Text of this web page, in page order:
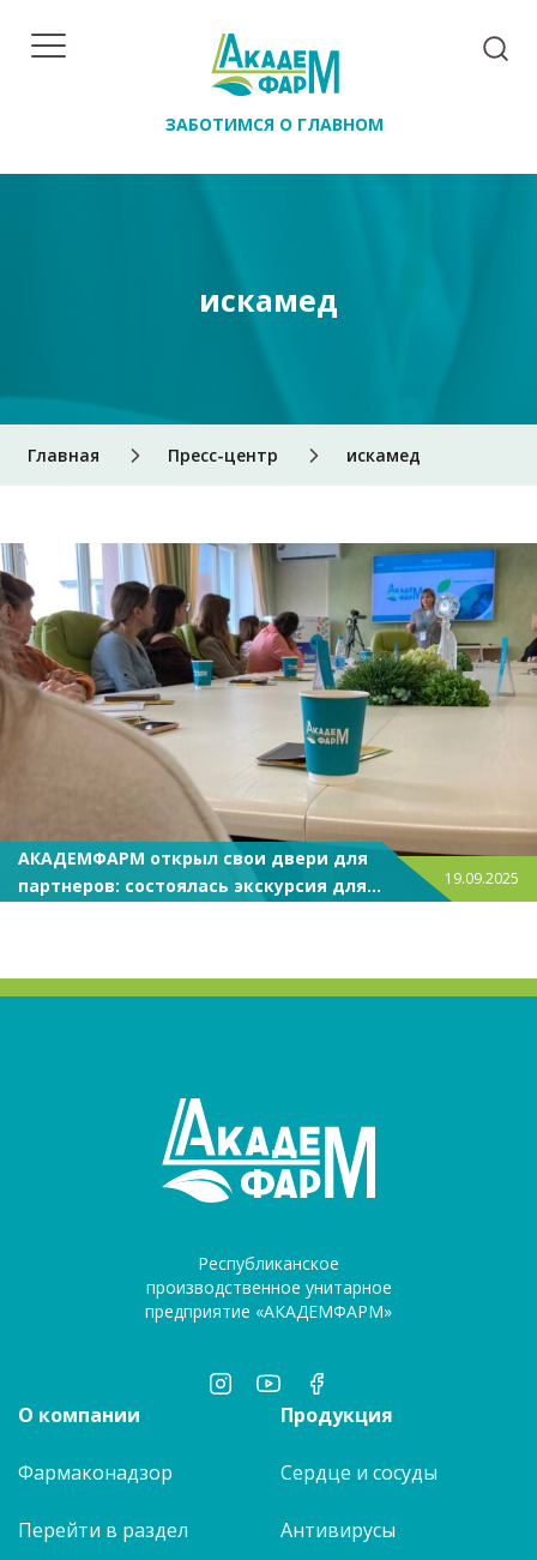
ЗАБОТИМСЯ О ГЛАВНОМ
Главная Пресс-центр искамед
искамед
АКАДЕМФАРМ открыл свои двери для
партнеров: состоялась экскурсия для
19.09.2025
Республиканское
производственное унитарное
предприятие «АКАДЕМФАРМ»
О компании
Фармаконадзор
Перейти в раздел
Продукция
Сердце и сосуды
Антивирусы